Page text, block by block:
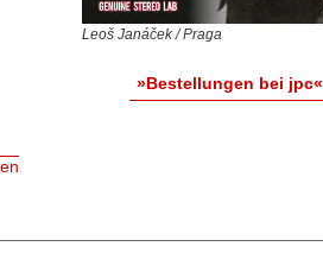
Leoš Janáček / Praga
»Bestellungen bei jpc«